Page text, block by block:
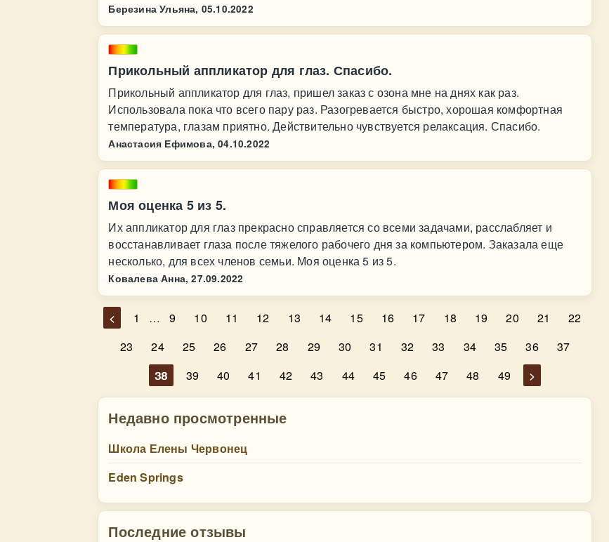
Березина Ульяна, 05.10.2022
Прикольный аппликатор для глаз. Спасибо.
Прикольный аппликатор для глаз, пришел заказ с озона мне на днях как раз.
Использовала пока что всего пару раз. Разогревается быстро, хорошая комфортная
температура, глазам приятно. Действительно чувствуется релаксация. Спасибо.
Анастасия Ефимова, 04.10.2022
Моя оценка 5 из 5.
Их аппликатор для глаз прекрасно справляется со всеми задачами, расслабляет и
восстанавливает глаза после тяжелого рабочего дня за компьютером. Заказала еще
несколько, для всех членов семьи. Моя оценка 5 из 5.
Ковалева Анна, 27.09.2022
< 1 … 9 10 11 12 13 14 15 16 17 18 19 20 21
22
23
24 25 26 27 28 29 30 31 32 33 34 35 36
37
38
39 40 41 42 43 44 45 46 47 48 49 >
Недавно просмотренные
Школа Елены Червонец
Eden Springs
Последние отзывы